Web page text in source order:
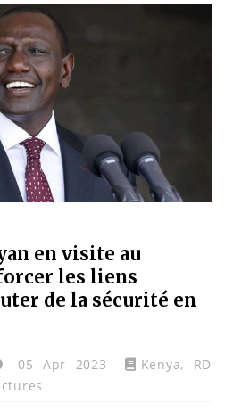
en visite au
les liens
de la sécurité en
05 Apr 2023 Kenya, RD